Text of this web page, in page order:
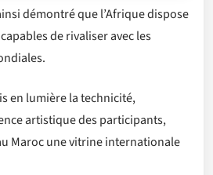
démontré que l’Afrique dispose
de rivaliser avec les
en lumière la technicité,
artistique des participants,
Maroc une vitrine internationale